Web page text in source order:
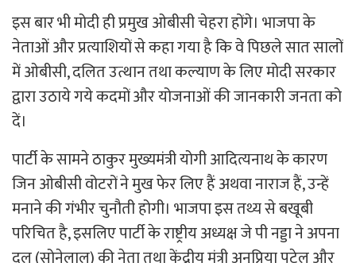
इस बार भी मोदी ही प्रमुख ओबीसी चेहरा होंगे। भाजपा के
नेताओं और प्रत्याशियों से कहा गया है कि वे पिछले सात सालों
में ओबीसी, दलित उत्थान तथा कल्याण के लिए मोदी सरकार
द्वारा उठाये गये कदमों और योजनाओं की जानकारी जनता को
दें।
पार्टी के सामने ठाकुर मुख्यमंत्री योगी आदित्यनाथ के कारण
जिन ओबीसी वोटरों ने मुख फेर लिए हैं अथवा नाराज हैं, उन्हें
मनाने की गंभीर चुनौती होगी। भाजपा इस तथ्य से बखूबी
परिचित है, इसलिए पार्टी के राष्ट्रीय अध्यक्ष जे पी नड्डा ने अपना